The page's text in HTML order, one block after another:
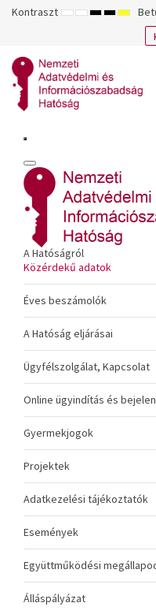
Kontraszt ALAPÉRTELMEZETT
ÉJSZAKAI
NAGYNAGYNAGY
SÁRGA
FEKETE
A Hatóságról
Közérdekű adatok
Éves beszámolók
A Hatóság eljárásai
Ügyfélszolgálat, Kapcsolat
Online ügyindítás és
Gyermekjogok
Projektek
Adatkezelési tájékoztatók
Események
Együttműködési
Álláspályázat